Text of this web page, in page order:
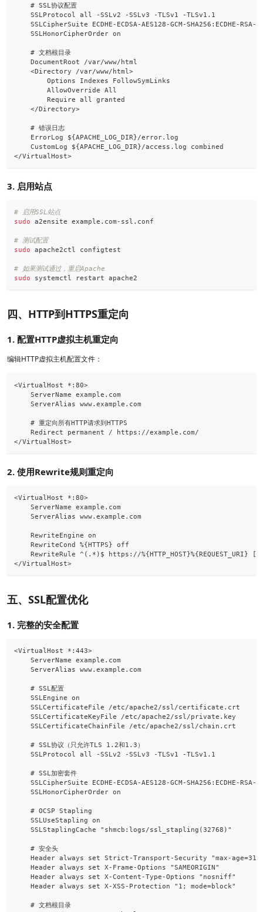
    # SSL协议配置
    SSLProtocol all -SSLv2 -SSLv3 -TLSv1 -TLSv1.1
SSLCipherSuite ECDHE-ECDSA-AES128-GCM-SHA256:ECDHE-
    SSLHonorCipherOrder on
    # 文档根目录
    DocumentRoot /var/www/html
    <Directory /var/www/html>
        Options Indexes FollowSymLinks
        AllowOverride All
        Require all granted
    </Directory>
    # 错误日志
    ErrorLog ${APACHE_LOG_DIR}/error.log
    CustomLog ${APACHE_LOG_DIR}/access.log combined
</VirtualHost>
3. 启用站点
# 启用SSL站点
sudo a2ensite example.com-ssl.conf
# 测试配置
sudo apache2ctl configtest
# 如果测试通过，重启Apache
sudo systemctl restart apache2
四、HTTP到HTTPS重定向
1. 配置HTTP虚拟主机重定向
编辑HTTP虚拟主机配置文件：
<VirtualHost *:80>
    ServerName example.com
    ServerAlias www.example.com
    # 重定向所有HTTP请求到HTTPS
    Redirect permanent / https://example.com/
</VirtualHost>
2. 使用Rewrite规则重定向
<VirtualHost *:80>
    ServerName example.com
    ServerAlias www.example.com
    RewriteEngine on
    RewriteCond %{HTTPS} off
RewriteRule ^(.*)$ https://%{HTTP_HOST}%{REQUEST_URI}
</VirtualHost>
五、SSL配置优化
1. 完整的安全配置
<VirtualHost *:443>
    ServerName example.com
    ServerAlias www.example.com
    # SSL配置
    SSLEngine on
    SSLCertificateFile /etc/apache2/ssl/certificate.crt
    SSLCertificateKeyFile /etc/apache2/ssl/private.key
    SSLCertificateChainFile /etc/apache2/ssl/chain.crt
    # SSL协议（只允许TLS 1.2和1.3）
    SSLProtocol all -SSLv2 -SSLv3 -TLSv1 -TLSv1.1
    # SSL加密套件
SSLCipherSuite ECDHE-ECDSA-AES128-GCM-SHA256:ECDHE-
    SSLHonorCipherOrder on
    # OCSP Stapling
    SSLUseStapling on
    SSLStaplingCache "shmcb:logs/ssl_stapling(32768)"
    # 安全头
Header always set Strict-Transport-Security "max-
    Header always set X-Frame-Options "SAMEORIGIN"
    Header always set X-Content-Type-Options "nosniff"
    Header always set X-XSS-Protection "1; mode=block"
    # 文档根目录